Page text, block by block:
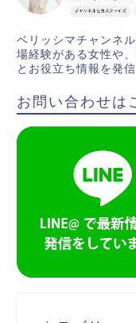
ベリッシマチャンネ
場経験がある女性や
とお役立ち情報を発信
お問い合わせは